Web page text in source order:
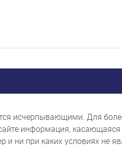
исчерпывающими. Для
информация, касающаяся
и ни при каких условиях не